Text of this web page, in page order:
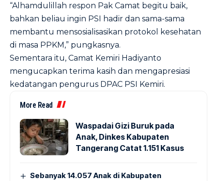
“Alhamdulillah respon Pak Camat begitu baik,
bahkan beliau ingin PSI hadir dan sama-sama
membantu mensosialisasikan protokol kesehatan
di masa PPKM,” pungkasnya.
Sementara itu, Camat Kemiri Hadiyanto
mengucapkan terima kasih dan mengapresiasi
kedatangan pengurus DPAC PSI Kemiri.
More Read
Waspadai Gizi Buruk pada
Anak, Dinkes Kabupaten
Tangerang Catat 1.151 Kasus
Sebanyak 14.057 Anak di Kabupaten